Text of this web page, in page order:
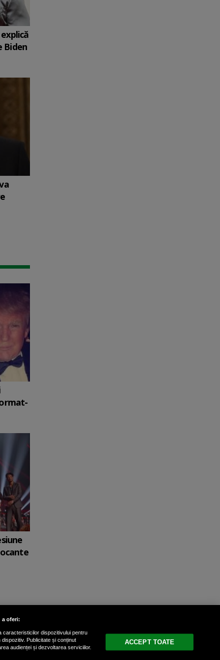
Biden
a oferi:
caracteristicilor dispozitivului pentru
Publicitate și conținut
audienței și dezvoltarea serviciilor.
ACCEPT TOATE